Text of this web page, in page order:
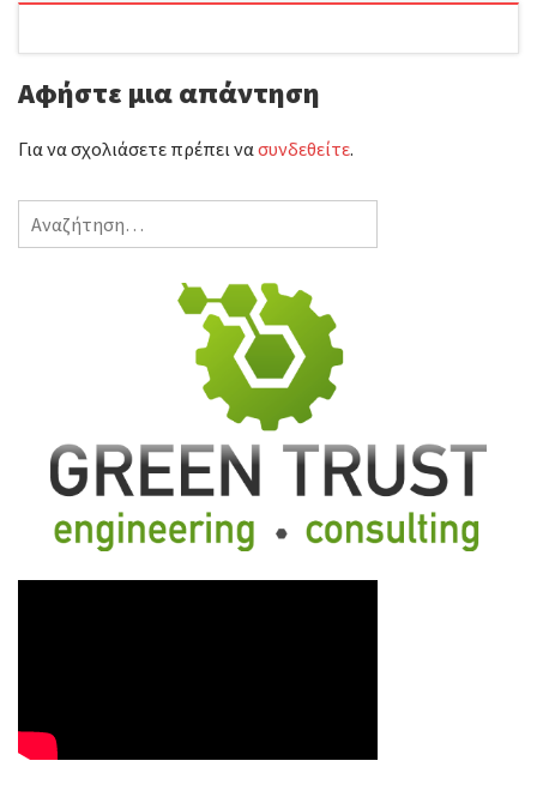
τ
ε
Αφήστε μια απάντηση
Για να σχολιάσετε πρέπει νασυνδεθείτε.
Αναζήτηση
για: